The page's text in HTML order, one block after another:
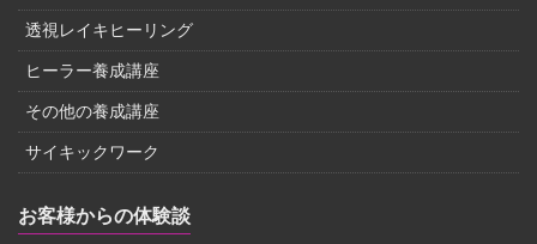
透視レイキヒーリング
ヒーラー養成講座
その他の養成講座
サイキックワーク
お客様からの体験談